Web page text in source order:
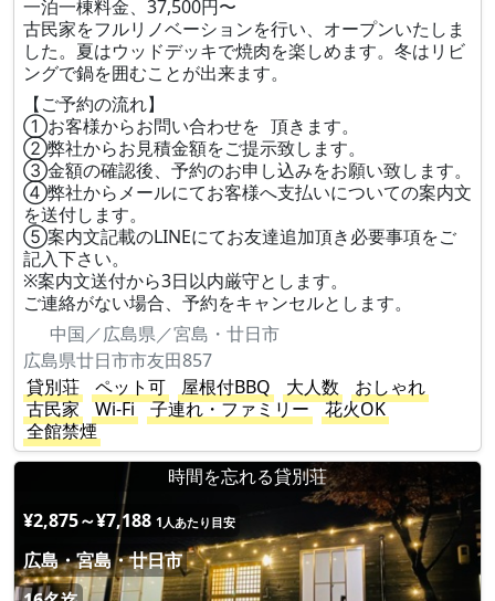
一泊一棟料金、37,500円〜
古民家をフルリノベーションを行い、オープンいたしま
した。夏はウッドデッキで焼肉を楽しめます。冬はリビ
ングで鍋を囲むことが出来ます。
【ご予約の流れ】
①お客様からお問い合わせを 頂きます。
②弊社からお見積金額をご提示致します。
③金額の確認後、予約のお申し込みをお願い致します。
④弊社からメールにてお客様へ支払いについての案内文
を送付します。
⑤案内文記載のLINEにてお友達追加頂き必要事項をご
記入下さい。
※案内文送付から3日以内厳守とします。
ご連絡がない場合、予約をキャンセルとします。
中国／広島県／宮島・廿日市
広島県廿日市市友田857
貸別荘
ペット可 屋根付BBQ 大人数
おしゃれ
古民家
Wi-Fi 子連れ・ファミリー
花火OK
全館禁煙
時間を忘れる貸別荘
¥2,875～¥7,188 1人あたり目安
広島・宮島・廿日市